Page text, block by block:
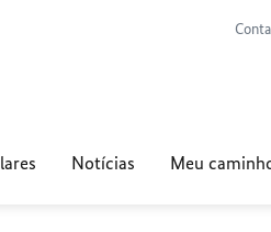
Notícias Meu